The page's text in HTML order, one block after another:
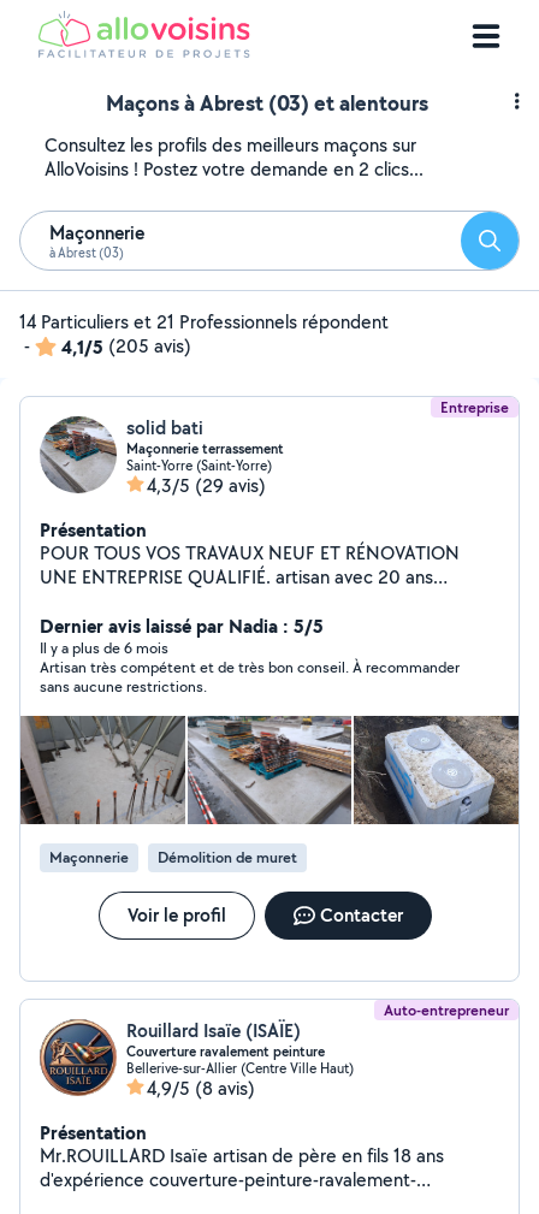
Maçons à Abrest (03) et alentours
Consultez les profils des meilleurs maçons sur
AlloVoisins ! Postez votre demande en 2 clics...
Maçonnerie
à Abrest (03)
14 Particuliers et 21 Professionnels répondent
-
4,1/5 (205 avis)
Entreprise
solid bati
Maçonnerie terrassement
Saint-Yorre (Saint-Yorre)
4,3/5 (29 avis)
Présentation
POUR TOUS VOS TRAVAUX NEUF ET RÉNOVATION
UNE ENTREPRISE QUALIFIÉ. artisan avec 20 ans
générale.terrasse,mur de clôture,dalle ,chappe, piscine.
Terrassement, assainissement, agencement extérieur
,ect. travail soigné. INTERVENTION RAPIDE
Dernier avis laissé par Nadia : 5/5
Il y a plus de 6 mois
Artisan très compétent et de très bon conseil. À recommander
sans aucune restrictions.
Maçonnerie Démolition de muret
Voir le profil Contacter
Auto-entrepreneur
Rouillard Isaïe (ISAÏE)
Couverture ravalement peinture
Bellerive-sur-Allier (Centre Ville Haut)
4,9/5 (8 avis)
Présentation
Mr.ROUILLARD Isaïe artisan de père en fils 18 ans
d'expérience couverture-peinture-ravalement-